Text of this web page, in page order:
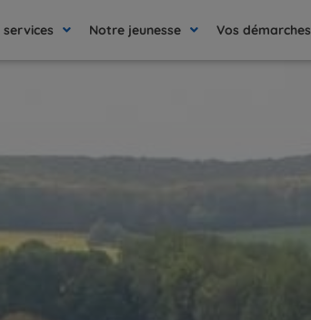
services Notre jeunesse Vos démarches